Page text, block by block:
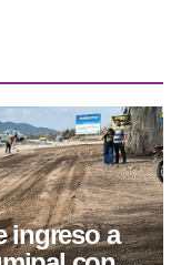
ingreso a